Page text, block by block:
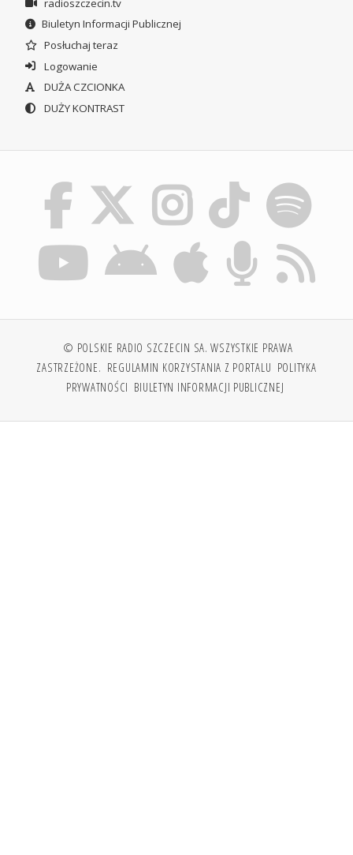
Biuletyn Informacji Publicznej
Posłuchaj teraz
Logowanie
DUŻA CZCIONKA
DUŻY KONTRAST
© POLSKIE RADIO SZCZECIN SA. WSZYSTKIE PRAWA
ZASTRZEŻONE. REGULAMIN KORZYSTANIA Z PORTALU POLITYKA
PRYWATNOŚCI BIULETYN INFORMACJI PUBLICZNEJ